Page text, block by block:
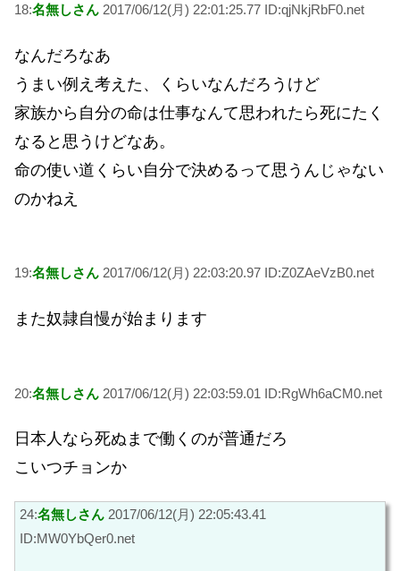
18:名無しさん 2017/06/12(月) 22:01:25.77 ID:qjNkjRbF0.net
なんだろなあ
うまい例え考えた、くらいなんだろうけど
家族から自分の命は仕事なんて思われたら死にたく
なると思うけどなあ。
命の使い道くらい自分で決めるって思うんじゃない
のかねえ
19:名無しさん 2017/06/12(月) 22:03:20.97 ID:Z0ZAeVzB0.net
また奴隷自慢が始まります
20:名無しさん 2017/06/12(月) 22:03:59.01 ID:RgWh6aCM0.net
日本人なら死ぬまで働くのが普通だろ
こいつチョンか
24:名無しさん 2017/06/12(月) 22:05:43.41
ID:MW0YbQer0.net